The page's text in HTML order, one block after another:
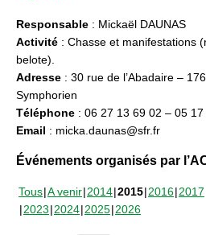
Responsable : Mickaël DAUNAS
Activité : Chasse et manifestations
belote).
Adresse : 30 rue de l’Abadaire –
Symphorien
Téléphone : 06 27 13 69 02 – 05 17
Email : micka.daunas@sfr.fr
Événements organisés par
Tous A venir 2014 2015 2016 2017
2023 2024 2025 2026